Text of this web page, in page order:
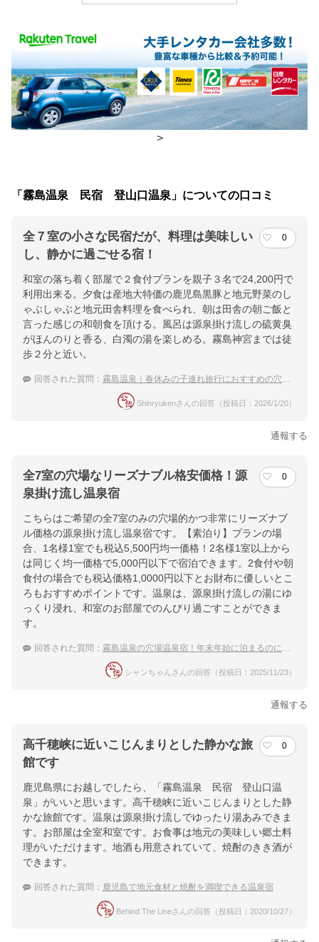
食事場所
朝食 広間、食堂
夕食 広間、食堂
チェックイン・チェックアウト時間
チェックアウ
10:00
交通アクセス
23km(約40分)
提供：楽天トラベル
楽天トラベルで
>
「霧島温泉 民宿 登山口温泉」についての口コミ
全７室の小さな民宿だが、料理は美味しい
し、静かに過ごせる宿！
0
和室の落ち着く部屋で２食付プランを親子３名で24,200円で
利用出来る。夕食は産地大特価の鹿児島黒豚と地元野菜のし
ゃぶしゃぶと地元田舎料理を食べられ、朝は田舎の朝ご飯と
言った感じの和朝食を頂ける。風呂は源泉掛け流しの硫黄臭
がほんのりと香る、白濁の湯を楽しめる。霧島神宮までは徒
歩２分と近い。
回答された質問： 霧島温泉｜春休みの子連れ旅行におすすめの穴場な宿は？
Shinryukenさんの回答（投稿日：2026/1/20）
通報する
全7室の穴場なリーズナブル格安価格！源
泉掛け流し温泉宿
0
こちらはご希望の全7室のみの穴場的かつ非常にリーズナブ
ル価格の源泉掛け流し温泉宿です。【素泊り】プランの場
合、1名様1室でも税込5,500円均一価格！2名様1室以上から
は同じく均一価格で5,000円以下で宿泊できます。2食付や朝
食付の場合でも税込価格1,0000円以下とお財布に優しいとこ
ろもおすすめポイントです。温泉は、源泉掛け流しの湯にゆ
っくり浸れ、和室のお部屋でのんびり過ごすことができま
す。
回答された質問： 霧島温泉の穴場温泉宿！年末年始に泊まるのにおすすめの宿は？
シャンちゃんさんの回答（投稿日：2025/11/23）
通報する
高千穂峡に近いこじんまりとした静かな旅
館です
0
鹿児島県にお越しでしたら、「霧島温泉 民宿 登山口温
泉」がいいと思います。高千穂峡に近いこじんまりとした静
かな旅館です。温泉は源泉掛け流しでゆったり湯あみできま
す。お部屋は全室和室です。お食事は地元の美味しい郷土料
理がいただけます。地酒も用意されていて、焼酎のきき酒が
できます。
回答された質問： 鹿児島で地元食材と焼酎を満喫できる温泉宿
Behind The Lineさんの回答（投稿日：2020/10/27）